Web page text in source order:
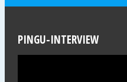
PINGU-INTERVIEW